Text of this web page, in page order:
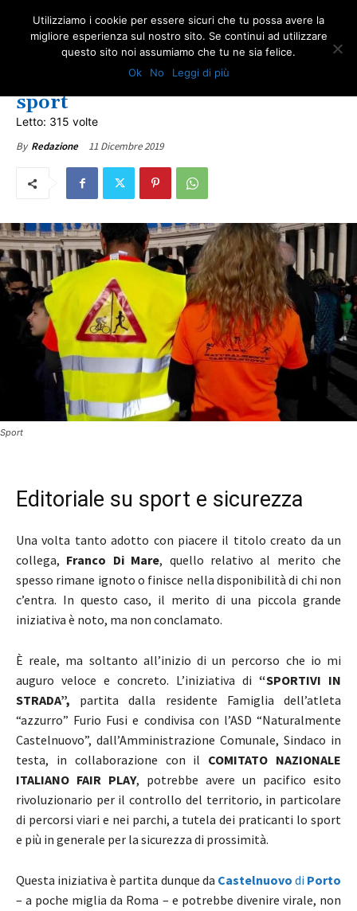
Il merito ignoto, la sicurezza e lo
sport
Letto: 315 volte
By Redazione 11 Dicembre 2019
Sport
Editoriale su sport e sicurezza
Una volta tanto adotto con piacere il titolo creato da un
collega, Franco Di Mare, quello relativo al merito che
spesso rimane ignoto o finisce nella disponibilità di chi non
c’entra. In questo caso, il merito di una piccola grande
iniziativa è noto, ma non conclamato.
È reale, ma soltanto all’inizio di un percorso che io mi
auguro veloce e concreto. L’iniziativa di “SPORTIVI IN
STRADA”, partita dalla residente Famiglia dell’atleta
“azzurro” Furio Fusi e condivisa con l’ASD “Naturalmente
Castelnuovo”, dall’Amministrazione Comunale, Sindaco in
testa, in collaborazione con il COMITATO NAZIONALE
ITALIANO FAIR PLAY, potrebbe avere un pacifico esito
rivoluzionario per il controllo del territorio, in particolare
di percorsi viari e nei parchi, a tutela dei praticanti lo sport
e più in generale per la sicurezza di prossimità.
Questa iniziativa è partita dunque da Castelnuovo di Porto
– a poche miglia da Roma – e potrebbe divenire virale, non
Utilizziamo i cookie per essere sicuri che tu possa avere la
migliore esperienza sul nostro sito. Se continui ad utilizzare
questo sito noi assumiamo che tu ne sia felice.
Ok
No Leggi di più